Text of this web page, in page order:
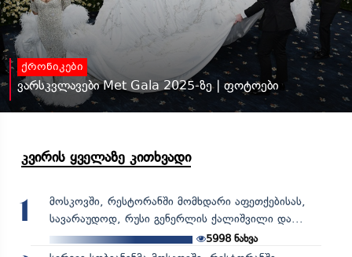
ქრონიკები
ვარსკვლავები Met Gala 2025-ზე | ფოტოები
კვირის ყველაზე კითხვადი
1
მოსკოვში, რესტორანში მომხდარი აფეთქებისას,
სავარაუდოდ, რუსი გენერლის ქალიშვილი და...
5998 ნახვა